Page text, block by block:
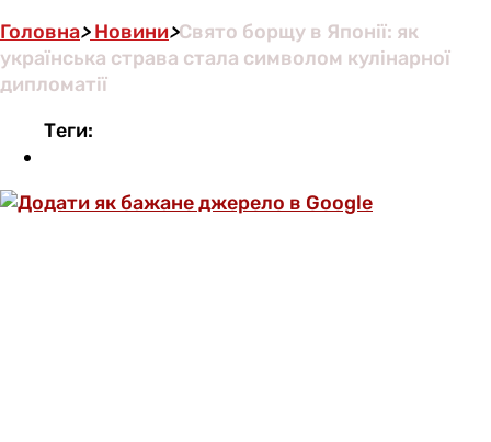
Головна>Новини>Свято борщу в Японії: як
українська страва стала символом кулінарної
дипломатії
Теги: